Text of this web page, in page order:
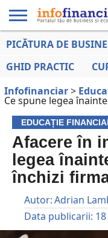
EDUCAȚIE
LA ZI
AFACERILOR
PICĂTURA DE
GHID PRACTIC
Infofinanciar>
Ce spune legea
EDUCAȚIE
Afacere în
legea
închizi
Autor:Adrian
Data publicarii: